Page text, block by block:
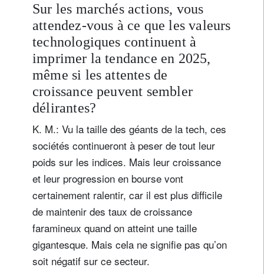
Sur les marchés actions, vous
attendez-vous à ce que les valeurs
technologiques continuent à
imprimer la tendance en 2025,
même si les attentes de
croissance peuvent sembler
délirantes?
K. M.: Vu la taille des géants de la tech, ces
sociétés continueront à peser de tout leur
poids sur les indices. Mais leur croissance
et leur progression en bourse vont
certainement ralentir, car il est plus difficile
de maintenir des taux de croissance
faramineux quand on atteint une taille
gigantesque. Mais cela ne signifie pas qu’on
soit négatif sur ce secteur.